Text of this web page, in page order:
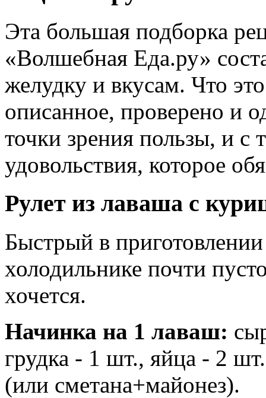
Эта большая подборка
«Волшебная Еда.ру»
желудку и вкусам. Что
описанное, проверено и
точки зрения пользы, и с
удовольствия, которое
Рулет из лаваша с
Быстрый в
холодильнике почти
хочется.
Начинка на 1 лаваш:
грудка - 1 шт., яйца - 2
(или сметана+майонез).